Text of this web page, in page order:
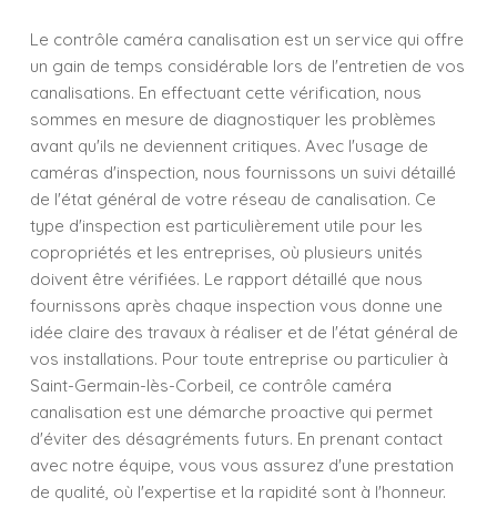
Le contrôle caméra canalisation est un service qui offre
un gain de temps considérable lors de l'entretien de vos
canalisations. En effectuant cette vérification, nous
sommes en mesure de diagnostiquer les problèmes
avant qu'ils ne deviennent critiques. Avec l'usage de
caméras d'inspection, nous fournissons un suivi détaillé
de l'état général de votre réseau de canalisation. Ce
type d'inspection est particulièrement utile pour les
copropriétés et les entreprises, où plusieurs unités
doivent être vérifiées. Le rapport détaillé que nous
fournissons après chaque inspection vous donne une
idée claire des travaux à réaliser et de l'état général de
vos installations. Pour toute entreprise ou particulier à
Saint-Germain-lès-Corbeil, ce contrôle caméra
canalisation est une démarche proactive qui permet
d'éviter des désagréments futurs. En prenant contact
avec notre équipe, vous vous assurez d'une prestation
de qualité, où l'expertise et la rapidité sont à l'honneur.